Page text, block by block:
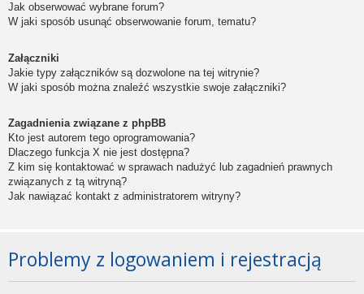
Jak obserwować wybrane forum?
W jaki sposób usunąć obserwowanie forum, tematu?
Załączniki
Jakie typy załączników są dozwolone na tej witrynie?
W jaki sposób można znaleźć wszystkie swoje załączniki?
Zagadnienia związane z phpBB
Kto jest autorem tego oprogramowania?
Dlaczego funkcja X nie jest dostępna?
Z kim się kontaktować w sprawach nadużyć lub zagadnień prawnych
związanych z tą witryną?
Jak nawiązać kontakt z administratorem witryny?
Problemy z logowaniem i rejestracją